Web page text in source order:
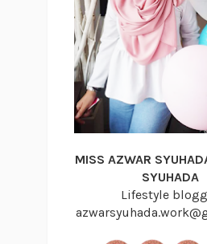
MISS AZWAR
SYUHADA
Lifestyle